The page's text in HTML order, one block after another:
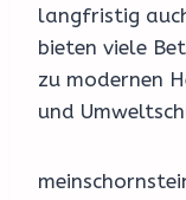
langfristig
bieten viele
zu modernen
und